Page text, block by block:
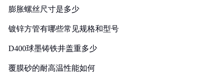
膨胀螺丝尺寸是多少
镀锌方管有哪些常见规格和型号
D400球墨铸铁井盖重多少
覆膜砂的耐高温性能如何